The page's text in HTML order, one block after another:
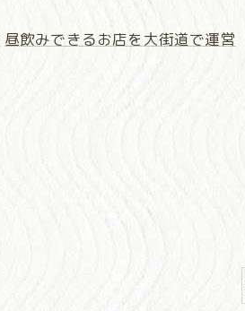
昼飲みできるお店を大街道で運営